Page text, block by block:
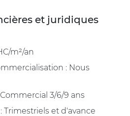
et juridiques
m²/an
: Nous
3/6/9 ans
Trimestriels et d'avance